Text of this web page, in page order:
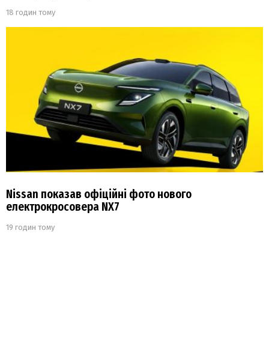
18 годин тому
Nissan показав офіційні фото нового
електрокросовера NX7
19 годин тому